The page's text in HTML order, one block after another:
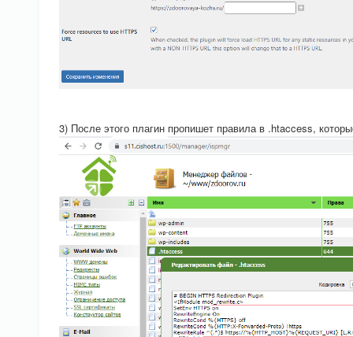
3) После этого плагин пропишет правила в .htaccess,